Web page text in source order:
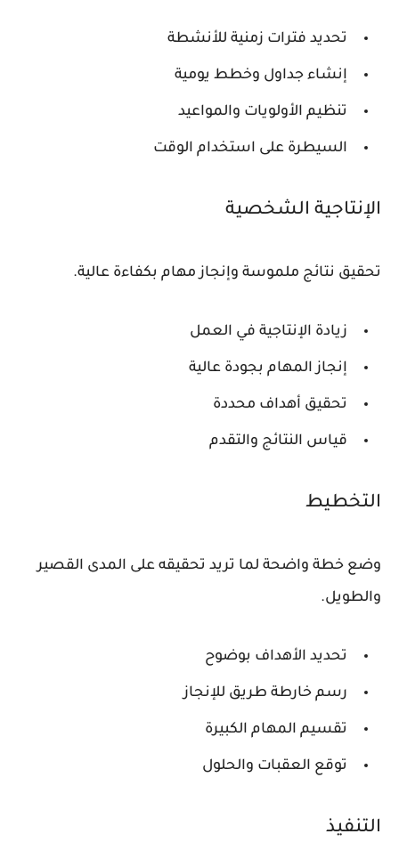
تحديد فترات زمنية للأنشطة
إنشاء جداول وخطط يومية
تنظيم الأولويات والمواعيد
السيطرة على استخدام الوقت
الإنتاجية الشخصية
تحقيق نتائج ملموسة وإنجاز مهام بكفاءة عالية.
زيادة الإنتاجية في العمل
إنجاز المهام بجودة عالية
تحقيق أهداف محددة
قياس النتائج والتقدم
التخطيط
وضع خطة واضحة لما تريد تحقيقه على المدى القصير
والطويل.
تحديد الأهداف بوضوح
رسم خارطة طريق للإنجاز
تقسيم المهام الكبيرة
توقع العقبات والحلول
التنفيذ